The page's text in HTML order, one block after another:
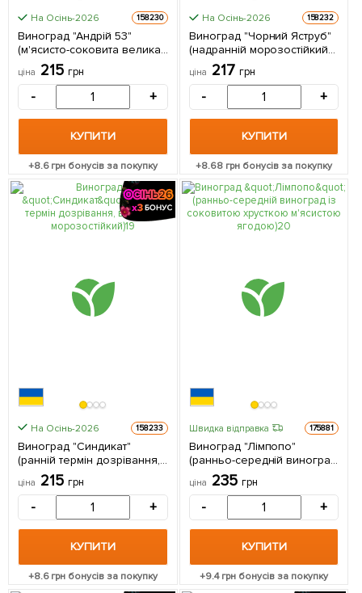
На Осінь-2026 158230
Виноград "Андрій 53"
(м'ясисто-соковита велика
ягода) 1 саджанець в
упаковці
ціна 215 грн
- +
КУПИТИ
+8.6грн бонусів за покупку
На Осінь-2026 158232
Виноград "Чорний Яструб"
(надранній морозостійкий
сорт) 1 саджанець в
упаковці
ціна 217 грн
- +
КУПИТИ
+8.68 грн бонусів за покупку
На Осінь-2026 158233
Виноград "Синдикат"
(ранній термін дозрівання,
великий, морозостійкий) 1
саджанець в упаковці
ціна 215 грн
- +
КУПИТИ
+8.6грн бонусів за покупку
Швидка відправка 175881
Виноград "Лімпопо"
(ранньо-середній виноград
із соковитою хрусткою
м'ясистою ягодою) 1
саджанець в упаковці
ціна 235 грн
- +
КУПИТИ
+9.4грн бонусів за покупку